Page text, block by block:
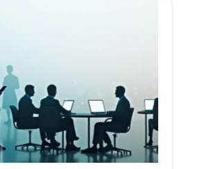
2
&
AMLR
era